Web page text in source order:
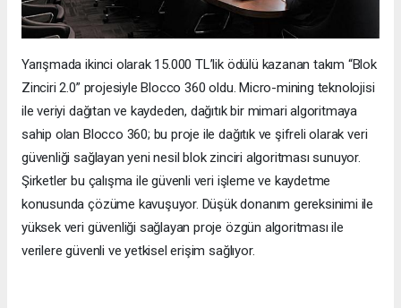
Yarışmada ikinci olarak 15.000 TL’lik ödülü kazanan takım “Blok
Zinciri 2.0” projesiyle Blocco 360 oldu. Micro-mining teknolojisi
ile veriyi dağıtan ve kaydeden, dağıtık bir mimari algoritmaya
sahip olan Blocco 360; bu proje ile dağıtık ve şifreli olarak veri
güvenliği sağlayan yeni nesil blok zinciri algoritması sunuyor.
Şirketler bu çalışma ile güvenli veri işleme ve kaydetme
konusunda çözüme kavuşuyor. Düşük donanım gereksinimi ile
yüksek veri güvenliği sağlayan proje özgün algoritması ile
verilere güvenli ve yetkisel erişim sağlıyor.